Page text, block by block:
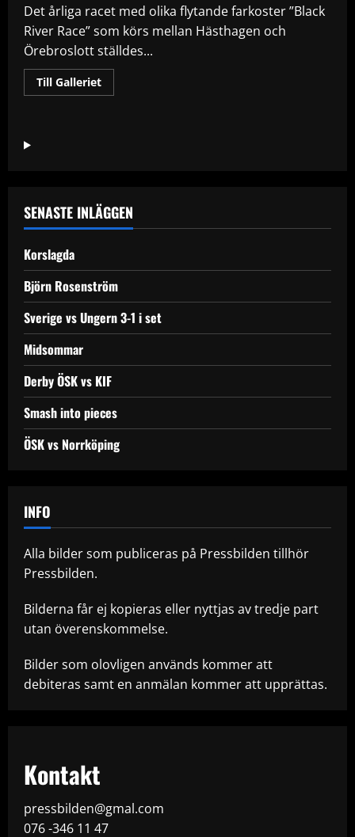
Det årliga racet med olika flytande farkoster ”Black
River Race” som körs mellan Hästhagen och
Örebroslott ställdes...
Till GallerietRead
more
SENASTE INLÄGGEN
Korslagda
Björn Rosenström
Sverige vs Ungern 3-1 i set
Midsommar
Derby ÖSK vs KIF
Smash into pieces
ÖSK vs Norrköping
INFO
Alla bilder som publiceras på Pressbilden tillhör
Pressbilden.
Bilderna får ej kopieras eller nyttjas av tredje part
utan överenskommelse.
Bilder som olovligen används kommer att
debiteras samt en anmälan kommer att upprättas.
Kontakt
pressbilden@gmal.com
076 -346 11 47